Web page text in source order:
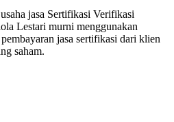
jasa Sertifikasi Verifikasi
Lestari murni menggunakan
jasa sertifikasi dari klien
saham.